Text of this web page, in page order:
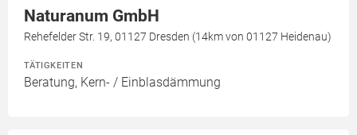
Naturanum GmbH
Rehefelder Str. 19, 01127 Dresden (14km von 01127 Heidenau)
TÄTIGKEITEN
Beratung, Kern- / Einblasdämmung